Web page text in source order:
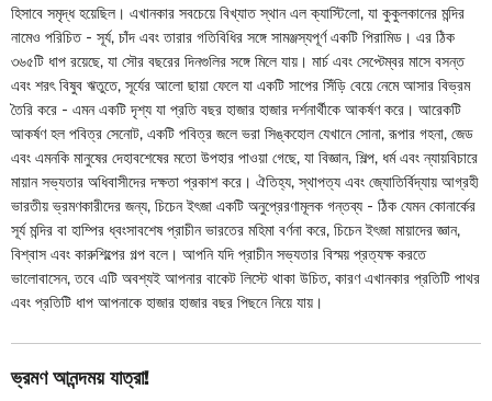
হিসাবে সমৃদ্ধ হয়েছিল। এখানকার সবচেয়ে বিখ্যাত স্থান এল ক্যাস্টিলো, যা কুকুলকানের মন্দির
নামেও পরিচিত - সূর্য, চাঁদ এবং তারার গতিবিধির সঙ্গে সামঞ্জস্যপূর্ণ একটি পিরামিড। এর ঠিক
৩৬৫টি ধাপ রয়েছে, যা সৌর বছরের দিনগুলির সঙ্গে মিলে যায়। মার্চ এবং সেপ্টেম্বর মাসে বসন্ত
এবং শরৎ বিষুব ঋতুতে, সূর্যের আলো ছায়া ফেলে যা একটি সাপের সিঁড়ি বেয়ে নেমে আসার বিভ্রম
তৈরি করে - এমন একটি দৃশ্য যা প্রতি বছর হাজার হাজার দর্শনার্থীকে আকর্ষণ করে। আরেকটি
আকর্ষণ হল পবিত্র সেনোট, একটি পবিত্র জলে ভরা সিঙ্কহোল যেখানে সোনা, রূপার গহনা, জেড
এবং এমনকি মানুষের দেহাবশেষের মতো উপহার পাওয়া গেছে, যা বিজ্ঞান, শিল্প, ধর্ম এবং ন্যায়বিচারে
মায়ান সভ্যতার অধিবাসীদের দক্ষতা প্রকাশ করে। ঐতিহ্য, স্থাপত্য এবং জ্যোতির্বিদ্যায় আগ্রহী
ভারতীয় ভ্রমণকারীদের জন্য, চিচেন ইৎজা একটি অনুপ্রেরণামূলক গন্তব্য - ঠিক যেমন কোনার্কের
সূর্য মন্দির বা হাম্পির ধ্বংসাবশেষ প্রাচীন ভারতের মহিমা বর্ণনা করে, চিচেন ইৎজা মায়াদের জ্ঞান,
বিশ্বাস এবং কারুশিল্পের গল্প বলে। আপনি যদি প্রাচীন সভ্যতার বিস্ময় প্রত্যক্ষ করতে
ভালোবাসেন, তবে এটি অবশ্যই আপনার বাকেট লিস্টে থাকা উচিত, কারণ এখানকার প্রতিটি পাথর
এবং প্রতিটি ধাপ আপনাকে হাজার হাজার বছর পিছনে নিয়ে যায়।
ভ্রমণ আনন্দময় যাত্রা!